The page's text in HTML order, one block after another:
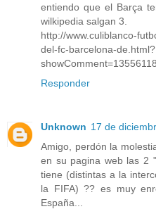
entiendo que el Barça
wilkipedia salgan 3.
http://www.culiblanco-
del-fc-barcelona-de.html?
Responder
Unknown 17 de
Amigo, perdón la
en su pagina web las 2
tiene (distintas a la
la FIFA) ?? es muy
España...